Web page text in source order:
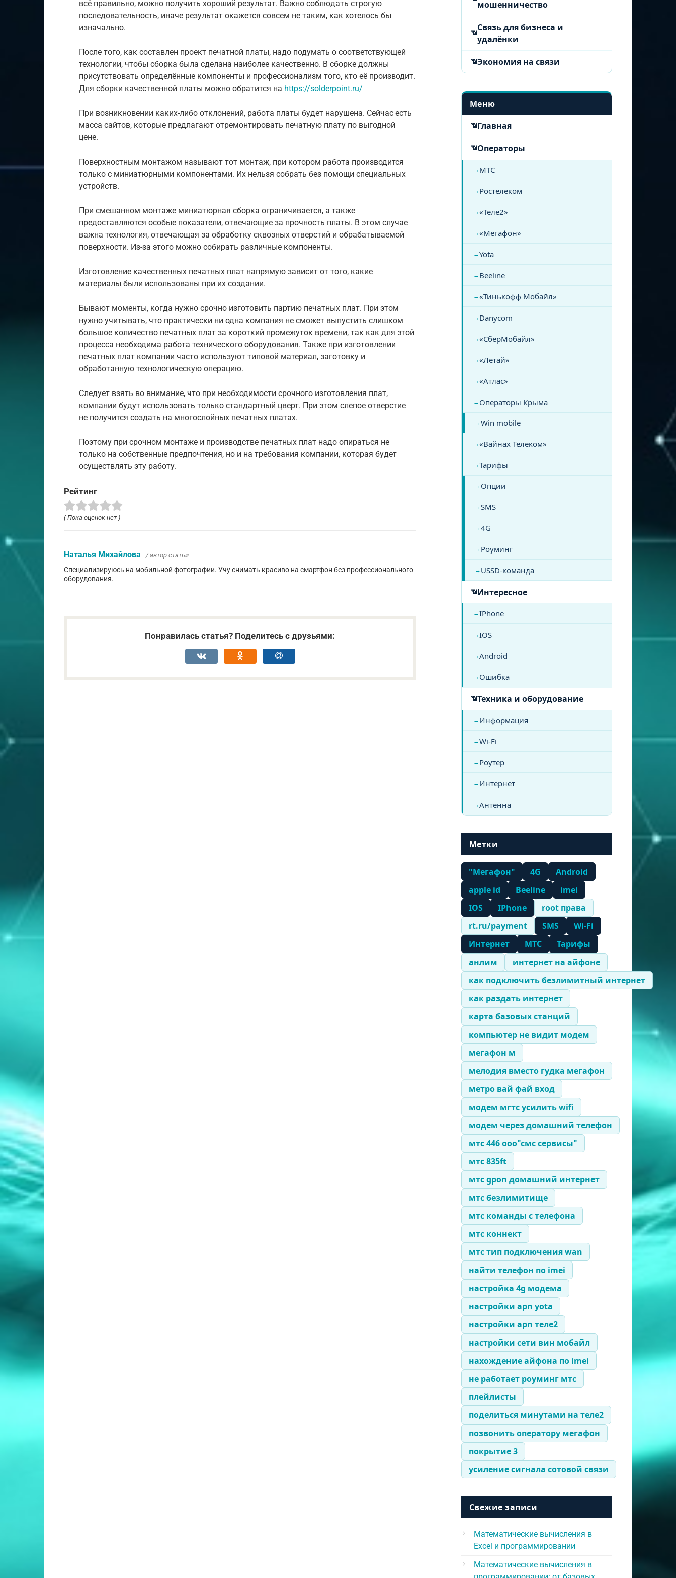
всё правильно, можно получить хороший результат. Важно соблюдать строгую
последовательность, иначе результат окажется совсем не таким, как хотелось бы
изначально.
После того, как составлен проект печатной платы, надо подумать о соответствующей
технологии, чтобы сборка была сделана наиболее качественно. В сборке должны
присутствовать определённые компоненты и профессионализм того, кто её производит.
Для сборки качественной платы можно обратится на https://solderpoint.ru/
При возникновении каких-либо отклонений, работа платы будет нарушена. Сейчас есть
масса сайтов, которые предлагают отремонтировать печатную плату по выгодной
цене.
Поверхностным монтажом называют тот монтаж, при котором работа производится
только с миниатюрными компонентами. Их нельзя собрать без помощи специальных
устройств.
При смешанном монтаже миниатюрная сборка ограничивается, а также
предоставляются особые показатели, отвечающие за прочность платы. В этом случае
важна технология, отвечающая за обработку сквозных отверстий и обрабатываемой
поверхности. Из-за этого можно собирать различные компоненты.
Изготовление качественных печатных плат напрямую зависит от того, какие
материалы были использованы при их создании.
Бывают моменты, когда нужно срочно изготовить партию печатных плат. При этом
нужно учитывать, что практически ни одна компания не сможет выпустить слишком
большое количество печатных плат за короткий промежуток времени, так как для этой
процесса необходима работа технического оборудования. Также при изготовлении
печатных плат компании часто используют типовой материал, заготовку и
обработанную технологическую операцию.
Следует взять во внимание, что при необходимости срочного изготовления плат,
компании будут использовать только стандартный цверт. При этом слепое отверстие
не получится создать на многослойных печатных платах.
Поэтому при срочном монтаже и производстве печатных плат надо опираться не
только на собственные предпочтения, но и на требования компании, которая будет
осуществлять эту работу.
Рейтинг
( Пока оценок нет )
Наталья Михайлова / автор статьи
Специализируюсь на мобильной фотографии. Учу снимать красиво на смартфон без профессионального
оборудования.
Понравилась статья? Поделитесь с друзьями:
мошенничество
Связь для бизнеса и
удалёнки
Экономия на связи
Меню
Главная
Операторы
МТС
Ростелеком
«Теле2»
«Мегафон»
Yota
Beeline
«Тинькофф Мобайл»
Danycom
«СберМобайл»
«Летай»
«Атлас»
Операторы Крыма
Win mobile
«Вайнах Телеком»
Тарифы
Опции
SMS
4G
Роуминг
USSD-команда
Интересное
IPhone
IOS
Android
Ошибка
Техника и оборудование
Информация
Wi-Fi
Роутер
Интернет
Антенна
Метки
"Мегафон" 4G
Android
apple id
Beeline
imei
IOS
IPhone
root права
rt.ru/payment
SMS
Wi-Fi
Интернет
МТС
Тарифы
анлим
интернет на айфоне
как подключить безлимитный интернет
как раздать интернет
карта базовых станций
компьютер не видит модем
мегафон м
мелодия вместо гудка мегафон
метро вай фай вход
модем мгтс усилить wifi
модем через домашний телефон
мтс 446 ооо"смс сервисы"
мтс 835ft
мтс gpon домашний интернет
мтс безлимитище
мтс команды с телефона
мтс коннект
мтс тип подключения wan
найти телефон по imei
настройка 4g модема
настройки apn yota
настройки apn теле2
настройки сети вин мобайл
нахождение айфона по imei
не работает роуминг мтс
плейлисты
поделиться минутами на теле2
позвонить оператору мегафон
покрытие 3
усиление сигнала сотовой связи
Свежие записи
Математические вычисления в
Excel и программировании
Математические вычисления в